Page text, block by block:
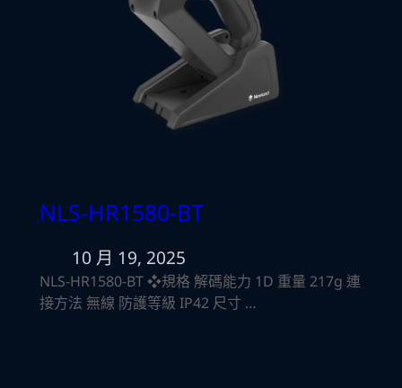
NLS-HR1580-BT
10 月 19, 2025
NLS-HR1580-BT ❖規格 解碼能力 1D 重量 217g 連
接方法 無線 防護等級 IP42 尺寸 …